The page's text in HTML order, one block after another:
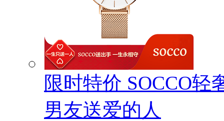
限时特价 SOCCO
男友送爱的人